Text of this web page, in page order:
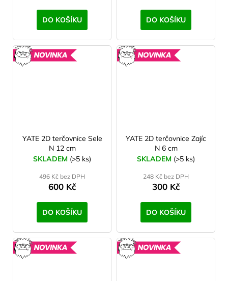
DO KOŠÍKU DO KOŠÍKU
NOVINKA
YATE 2D terčovnice Sele
N 12 cm
SKLADEM (>5 ks)
496 Kč bez DPH
600 Kč
DO KOŠÍKU
YATE 2D terčovnice Zajíc
N 6 cm
SKLADEM (>5 ks)
248 Kč bez DPH
300 Kč
DO KOŠÍKU
NOVINKA